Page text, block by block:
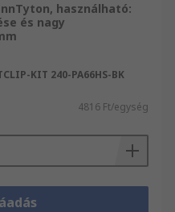
használható:
és nagy
KIT 240-PA66HS-BK
4816 Ft/egység